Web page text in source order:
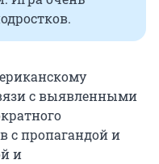
с выявленными
с пропагандой и
и